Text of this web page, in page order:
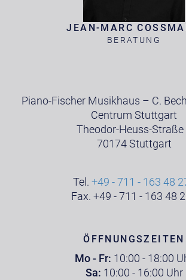
JEAN-MARC
BERATUNG
Piano-Fischer Musikhaus – C.
Centrum Stuttgart
Theodor-Heuss-Straße
70174 Stuttgart
Tel. +49 - 711 - 163 48
Fax. +49 - 711 - 163 48
ÖFFNUNGSZEITEN
Mo - Fr: 10:00 - 18:00
Sa: 10:00 - 16:00 Uhr